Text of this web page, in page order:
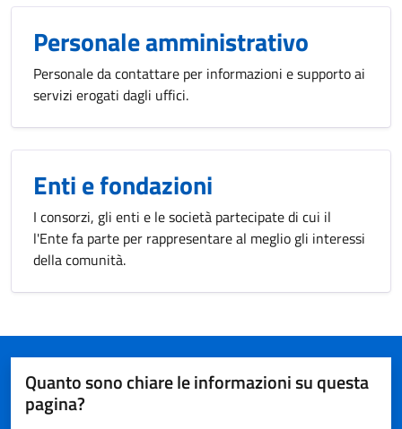
Personale amministrativo
Personale da contattare per informazioni e supporto ai
servizi erogati dagli uffici.
Enti e fondazioni
I consorzi, gli enti e le società partecipate di cui il
l'Ente fa parte per rappresentare al meglio gli interessi
della comunità.
Quanto sono chiare le informazioni su questa
pagina?